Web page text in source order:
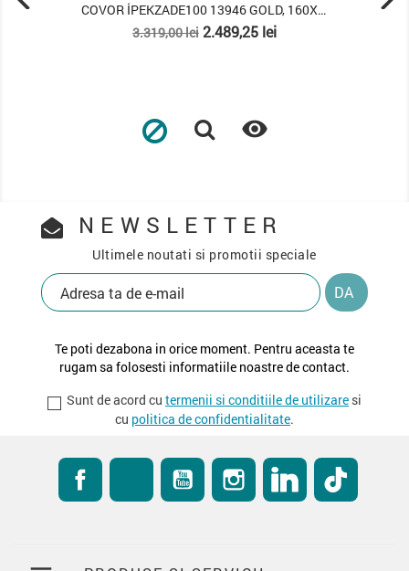
COVOR İPEKZADE100 13946 GOLD, 160X230
Pret
3.319,00 lei Pret
2.489,25 lei

NEWSLETTER
Ultimele noutati si promotii speciale
Te poti dezabona in orice moment. Pentru aceasta te
rugam sa folosesti informatiile noastre de contact.
Sunt de acord cu termenii si conditiile de utilizare si
cu politica de confidentialitate.
FacebookRSS YouTube InstagramLinkedIn